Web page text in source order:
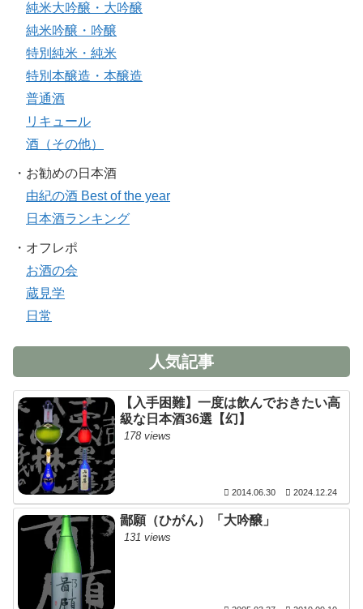
純米大吟醸・大吟醸
純米吟醸・吟醸
特別純米・純米
特別本醸造・本醸造
普通酒
リキュール
酒（その他）
・お勧めの日本酒
由紀の酒 Best of the year
日本酒ランキング
・オフレポ
お酒の会
蔵見学
日常
人気記事
【入手困難】一度は飲んでおきたい高
級な日本酒36選【幻】
178 views
2014.06.30 2024.12.24
鄙願（ひがん）「大吟醸」
131 views